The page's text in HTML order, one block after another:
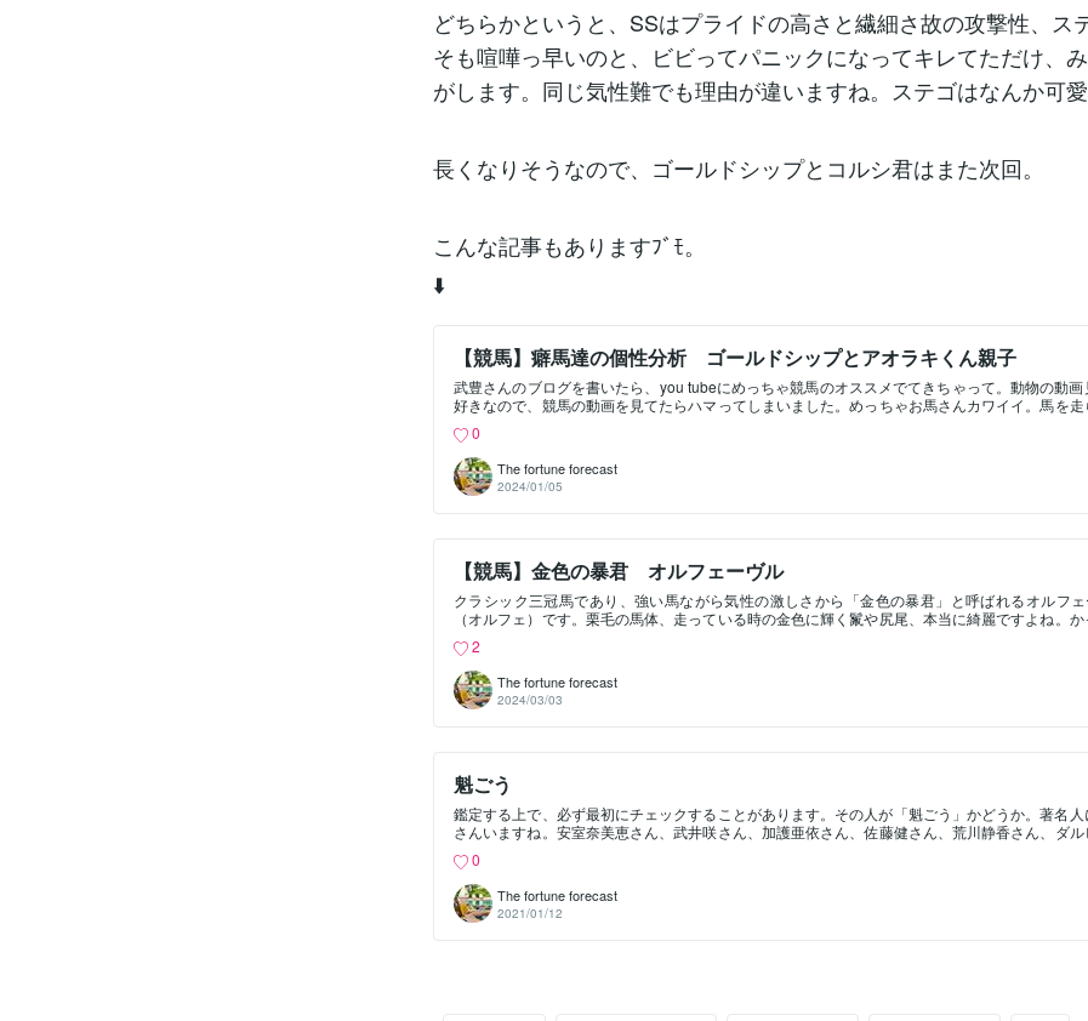
どちらかというと、SSはプライドの高さと繊細さ故の攻撃性、ス
そも喧嘩っ早いのと、ビビってパニックになってキレてただけ、
がします。同じ気性難でも理由が違いますね。ステゴはなんか可愛
長くなりそうなので、ゴールドシップとコルシ君はまた次回。
こんな記事もありますﾌﾞﾓ。
⬇️
【競馬】癖馬達の個性分析 ゴールドシップとアオラキくん親子
武豊さんのブログを書いたら、you tubeにめっちゃ競馬のオススメでてきちゃって。動物の動
好きなので、競馬の動画を見てたらハマってしまいました。めっちゃお馬さんカワイイ。馬を
いて、めっちゃドラマがある。ちなみに私の癒しは、引退して繁殖に入った母馬と仔馬ののんび
す。仔馬ちゃん達めちゃカワ。・ゴールドシップ競馬界で愛されているアイドルホース代表とい
ルシの愛称で親しまれているゴールドシップ♂。伝説がありすぎて何から書いてわからない。芦
馬というだけでも目立つんだけど、気性が激しくてわがままなのに人間味のあるキャラクター。
を忘れない天性のアイドル。そして何よりも型破りな強さと愛嬌で愛されました。圧倒的な強
た。何をするかわからない危なっかしさで、目が離せない。頭が良く、実は人間を舐めてる説も
が、「ゴルシに賭ける奴は馬鹿、ゴルシに賭けないやつも馬鹿」と言われ、勝っても負けても人
したスーパーホース。やる気があれば舌を出しながら舐めプ走りで圧勝し、人だろうが馬だろう
らない奴は蹴りに行き、大歓声を浴びに観客のとこまで行ってファンサービスし、ゲート内で
ートで出遅れ120億円の馬券を紙屑にする。引退後の身体検査では、普通の競走馬は
0
The fortune forecast
2024/01/05
【競馬】金色の暴君 オルフェーヴル
クラシック三冠馬であり、強い馬ながら気性の激しさから「金色の暴君」と呼ばれるオルフ
（オルフェ）です。栗毛の馬体、走っている時の金色に輝く鬣や尻尾、本当に綺麗ですよね。
ップのお兄ちゃんでもあり、ステゴ一族代表の一頭ですね。オルフェは、真面目だけど融通の効
がありますが、抜群の才能を活かし、自分のスタイルを貫ける環境があれば類稀な力を発揮でき
う生き方をする馬です。非常に個性あふれる馬ではありますが、純粋な心を持っていて傷つきや
ーブさもありますので、自分らしく生きられる世界にいられるかどうかが運命の分かれ道って感
そしてオルフェも、必ず出世を約束されている馬ですね。うーん、やっぱり生まれた時に人生
るイケメン。隠れイケメンの星を持っているんですよね。なので、暴君と言われようが、気性難
ようが、「でもカッコイイ」って印象になる。性格的には、自分の実力に自信があり、一番でな
済まない馬です。だから強い。感受性が強く、感情を乱されるとすぐパニックになりやすいとこ
ますね。パートナーを組んでいた池添 謙一騎手とは、デビュー戦や菊花賞で1着になるものの、
にオルフェが池添騎手を振り落としたり、癖馬と呼ばれる由縁の様々な予想外のハプニングを乗
2
The fortune forecast
2024/03/03
魁ごう
鑑定する上で、必ず最初にチェックすることがあります。その人が「魁ごう」かどうか。著名人
さんいますね。安室奈美恵さん、武井咲さん、加護亜依さん、佐藤健さん、荒川静香さん、ダル
（なぜ昔の人は呼び捨てになるのか）魁ごうの生まれの人は、平凡な生き方をしてしまうと、芽
どころか、大変な災難や事故、病気にあったり、激しく哀しい出来事が起きてしまいます。自分
道を一途に歩くことが宿命であり、そういう生き方をする事で開運します。女性であれば、芸事
道を極めて師匠になったり、必ず仕事は持ちましょう。専業主婦になってしまうと、家庭を壊し
ます。それくらい、激しく、特別な命です。もしご自身が魁ごうなら、世間体とか、常識に囚
0
The fortune forecast
2021/01/12